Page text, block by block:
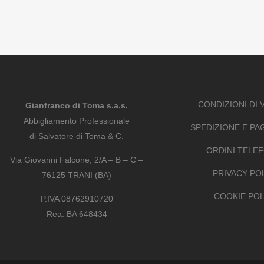
Gianfranco di Toma s.a.s.
Abbigliamento Professionale
di Salvatore di Toma & C.
Via Giovanni Falcone, 2/A – B – C –
76125 TRANI (BA)
P.IVA 08762910720
Rea: BA 648434
CONDIZIONI DI
SPEDIZIONE E
ORDINI
PRIVACY
COOKIE